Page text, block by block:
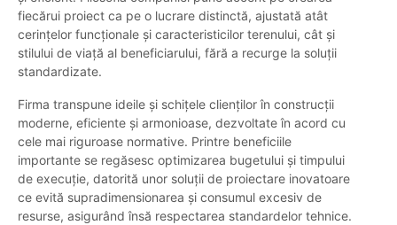
fiecărui proiect ca pe o lucrare distinctă, ajustată atât
cerințelor funcționale și caracteristicilor terenului, cât și
stilului de viață al beneficiarului, fără a recurge la soluții
standardizate.
Firma transpune ideile și schițele clienților în construcții
moderne, eficiente și armonioase, dezvoltate în acord cu
cele mai riguroase normative. Printre beneficiile
importante se regăsesc optimizarea bugetului și timpului
de execuție, datorită unor soluții de proiectare inovatoare
ce evită supradimensionarea și consumul excesiv de
resurse, asigurând însă respectarea standardelor tehnice.